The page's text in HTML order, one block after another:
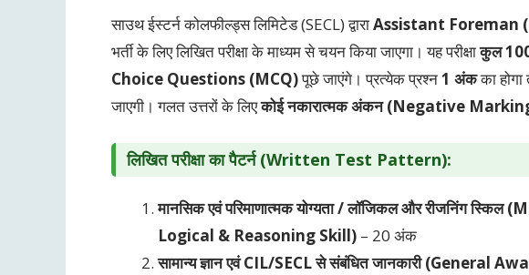
साउथ ईस्टर्न कोलफील्ड्स लिमिटेड (SECL) द्वाराAssistant Foreman
भर्ती के लिए लिखित परीक्षा के माध्यम से चयन किया जाएगा। यह परीक्षाकुल
Choice Questions (MCQ)पूछे जाएंगे। प्रत्येक प्रश्न1 अंकका होगा
जाएगी। गलत उत्तरों के लिएकोई नकारात्मक अंकन (Negative
लिखित परीक्षा का पैटर्न (Written Test Pattern):
मानसिक एवं परिमाणात्मक योग्यता / लॉजिकल और रीजनिंग
Logical & Reasoning Skill) – 20 अंक
सामान्य ज्ञान एवं CIL/SECL से संबंधित जानकारी